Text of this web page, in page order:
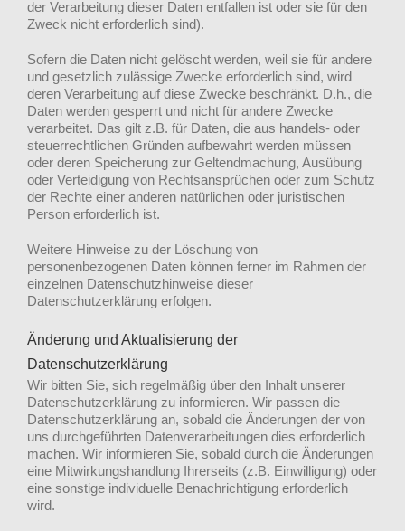
der Verarbeitung dieser Daten entfallen ist oder sie für den
Zweck nicht erforderlich sind).
Sofern die Daten nicht gelöscht werden, weil sie für andere
und gesetzlich zulässige Zwecke erforderlich sind, wird
deren Verarbeitung auf diese Zwecke beschränkt. D.h., die
Daten werden gesperrt und nicht für andere Zwecke
verarbeitet. Das gilt z.B. für Daten, die aus handels- oder
steuerrechtlichen Gründen aufbewahrt werden müssen
oder deren Speicherung zur Geltendmachung, Ausübung
oder Verteidigung von Rechtsansprüchen oder zum Schutz
der Rechte einer anderen natürlichen oder juristischen
Person erforderlich ist.
Weitere Hinweise zu der Löschung von
personenbezogenen Daten können ferner im Rahmen der
einzelnen Datenschutzhinweise dieser
Datenschutzerklärung erfolgen.
Änderung und Aktualisierung der
Datenschutzerklärung
Wir bitten Sie, sich regelmäßig über den Inhalt unserer
Datenschutzerklärung zu informieren. Wir passen die
Datenschutzerklärung an, sobald die Änderungen der von
uns durchgeführten Datenverarbeitungen dies erforderlich
machen. Wir informieren Sie, sobald durch die Änderungen
eine Mitwirkungshandlung Ihrerseits (z.B. Einwilligung) oder
eine sonstige individuelle Benachrichtigung erforderlich
wird.